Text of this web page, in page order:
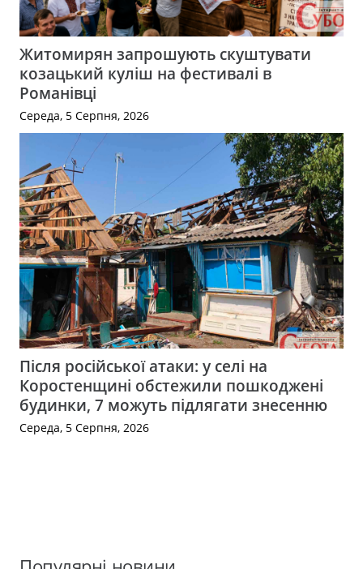
Житомирян запрошують скуштувати
козацький куліш на фестивалі в
Романівці
Середа, 5 Серпня, 2026
Після російської атаки: у селі на
Коростенщині обстежили пошкоджені
будинки, 7 можуть підлягати знесенню
Середа, 5 Серпня, 2026